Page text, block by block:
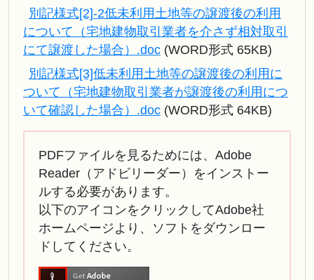
別記様式[2]-2低未利用土地等の譲渡後の利用
について（宅地建物取引業者を介さず相対取引
にて譲渡した場合）.doc (WORD形式 65KB)
別記様式[3]低未利用土地等の譲渡後の利用に
ついて（宅地建物取引業者が譲渡後の利用につ
いて確認した場合）.doc (WORD形式 64KB)
PDFファイルを見るためには、Adobe
Reader（アドビリーダー）をインストー
ルする必要があります。
以下のアイコンをクリックしてAdobe社
ホームページより、ソフトをダウンロー
ドしてください。